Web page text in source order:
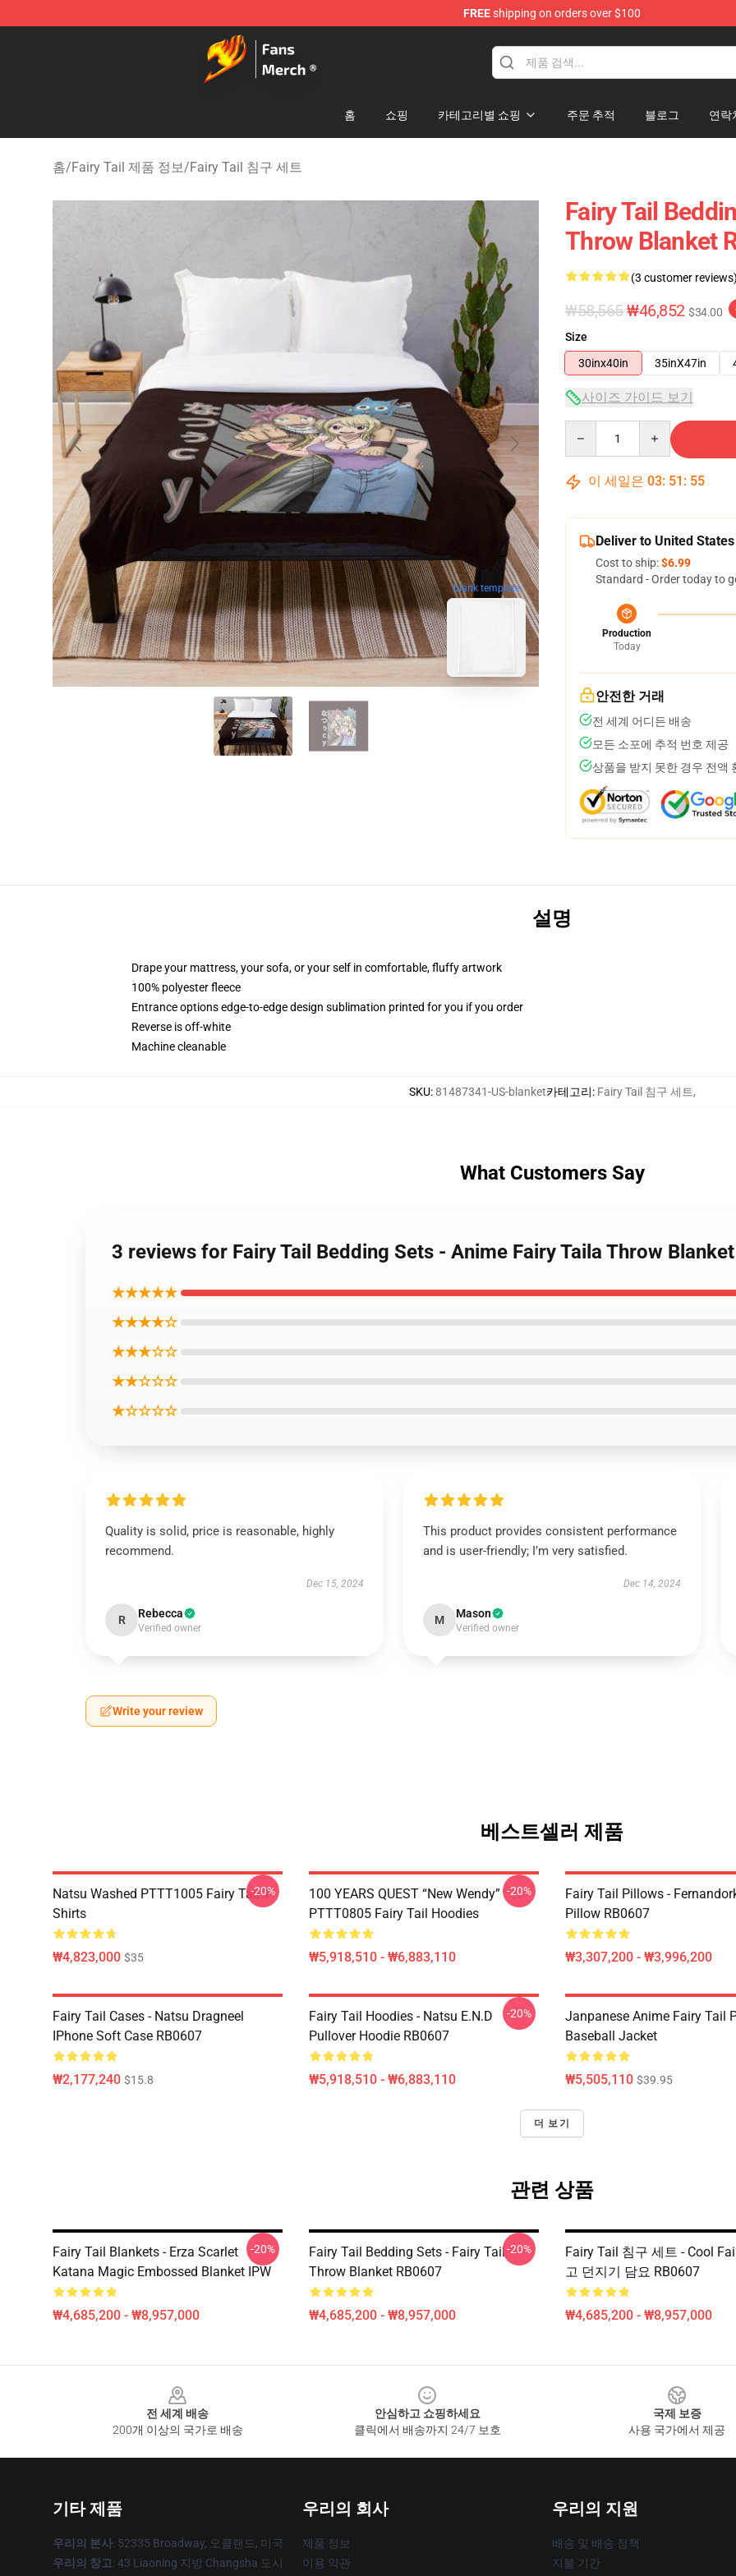
FREEshipping on orders over $100
Fairy Tail Store - Official Fairy Tail Merchandise Shop
홈 쇼핑 카테고리별 쇼핑 주문 추적 블로그 연락
홈/Fairy Tail 제품 정보/Fairy Tail 침구 세트
blank template
Fairy Tail
Throw Blanket
(3 customer
₩58,565₩46,852 $34.00
Size
30inx40in
35inX47in
사이즈 가이드 보기
이 세일은 03: 51 : 54
Deliver to United States
Cost to ship:$6.99
Standard - Order today to
Production
Today
안전한 거래
전 세계 어디든 배송
모든 소포에 추적 번호 제공
상품을 받지 못한 경우 전액
설명
Drape your mattress, your sofa, or your self in comfortable, fluffy artwork
100% polyester fleece
Entrance options edge-to-edge design sublimation printed for you if you order
Reverse is off-white
Machine cleanable
SKU:81487341-US-blanket카테고리: Fairy Tail 침구 세트,
What Customers Say
3 reviews for Fairy Tail Bedding Sets - Anime Fairy Taila Throw
★★★★★
★★★★☆
★★★☆☆
★★☆☆☆
★☆☆☆☆
Quality is solid, price is reasonable, highly
recommend.
Dec 15, 2024
R Rebecca
Verified owner
This product provides consistent performance
and is user-friendly; I’m very satisfied.
Dec 14, 2024
M Mason
Verified owner
Write your review
베스트셀러 제품
Natsu Washed PTTT1005 Fairy Tail T-
Shirts
₩4,823,000 $35
-20%
100 YEARS QUEST “New Wendy”
PTTT0805 Fairy Tail Hoodies
₩5,918,510 - ₩6,883,110
-20%
Fairy Tail Pillows -
Pillow RB0607
₩3,307,200 - ₩3,996,200
Fairy Tail Cases - Natsu Dragneel
IPhone Soft Case RB0607
₩2,177,240 $15.8
Fairy Tail Hoodies - Natsu E.N.D
Pullover Hoodie RB0607
₩5,918,510 - ₩6,883,110
-20%
Janpanese Anime Fairy Tail
Baseball Jacket
₩5,505,110 $39.95
더 보기
관련 상품
Fairy Tail Blankets - Erza Scarlet
Katana Magic Embossed Blanket IPW
₩4,685,200 - ₩8,957,000
-20%
Fairy Tail Bedding Sets - Fairy Tail
Throw Blanket RB0607
₩4,685,200 - ₩8,957,000
-20%
Fairy Tail 침구 세트 - Cool
고 던지기 담요 RB0607
₩4,685,200 - ₩8,957,000
전 세계 배송
200개 이상의 국가로 배송
안심하고 쇼핑하세요
클릭에서 배송까지 24/7 보호
국제 보증
사용 국가에서 제공
기타 제품
우리의 본사: 52335 Broadway, 오클랜드, 미국
우리의 창고: 43 Liaoning 지방 Changsha 도시
우리의 회사
제품 정보
이용 약관
우리의 지원
배송 및 배송 정책
지불 기간